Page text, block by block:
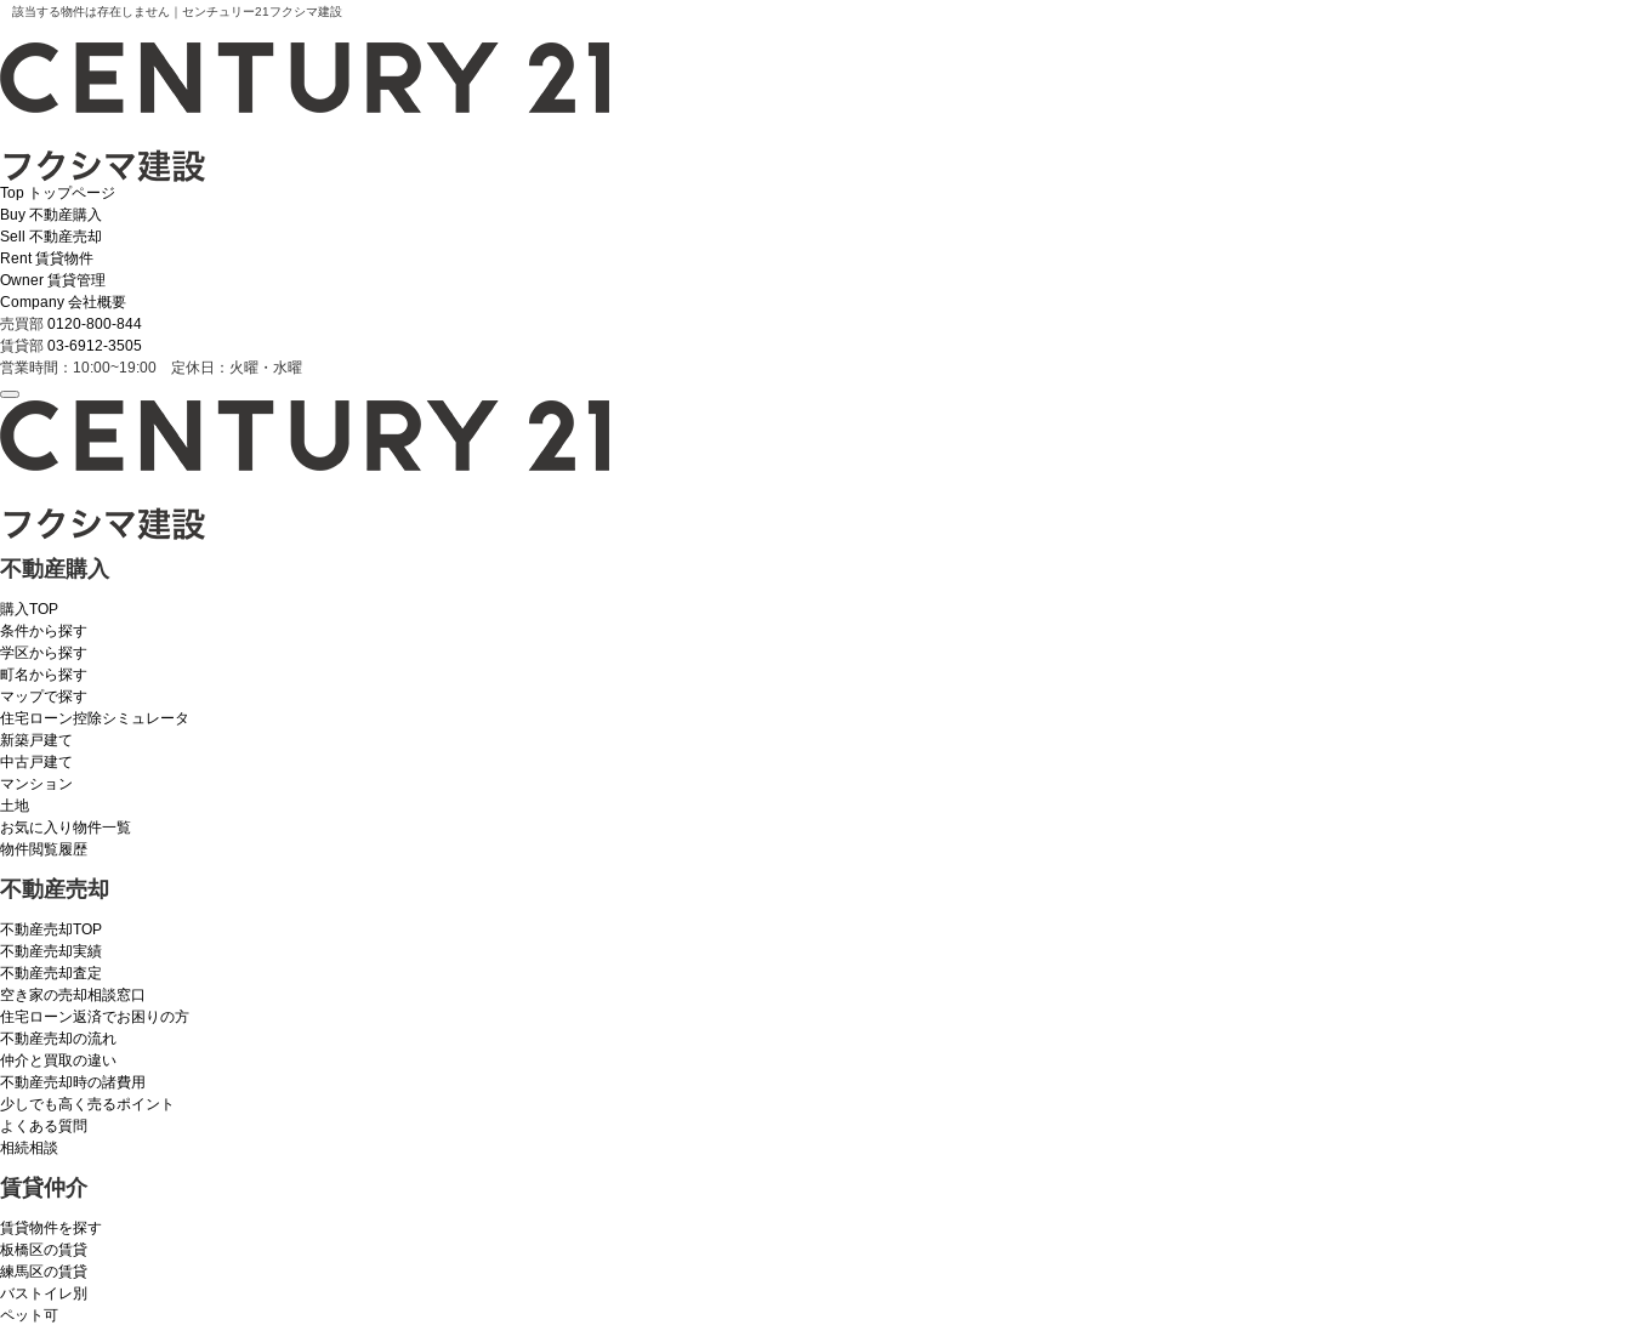
該当する物件は存在しません｜センチュリー21フクシマ建設
Top トップページ
Buy 不動産購入
Sell
不動産売却
Rent 賃貸物件
Owner 賃貸管理
Company 会社概要
売買部 0120-800-844
賃貸部 03-6912-3505
営業時間：10:00~19:00 定休日：火曜・水曜
不動産購入
購入TOP
条件から探す
学区から探す
町名から探す
マップで探す
住宅ローン控除シミュレータ
新築戸建て
中古戸建て
マンション
土地
お気に入り物件一覧
物件閲覧履歴
不動産売却
不動産売却TOP
不動産売却実績
不動産売却査定
空き家の売却相談窓口
住宅ローン返済でお困りの方
不動産売却の流れ
仲介と買取の違い
不動産売却時の諸費用
少しでも高く売るポイント
よくある質問
相続相談
賃貸仲介
賃貸物件を探す
板橋区の賃貸
練馬区の賃貸
バストイレ別
ペット可